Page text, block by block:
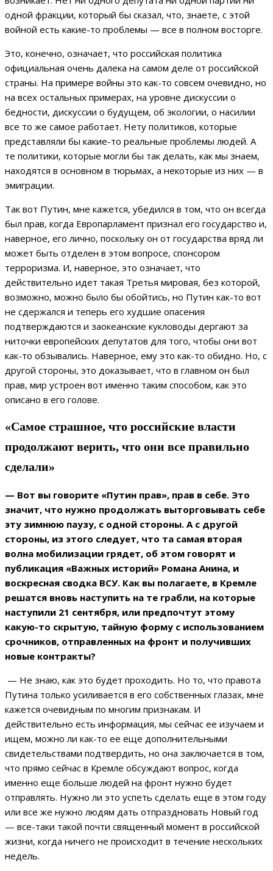
одной фракции, который бы сказал, что, знаете, с этой
войной есть какие-то проблемы — все в полном восторге.
Это, конечно, означает, что российская политика
официальная очень далека на самом деле от российской
страны. На примере войны это как-то совсем очевидно, но
на всех остальных примерах, на уровне дискуссии о
бедности, дискуссии о будущем, об экологии, о насилии
все то же самое работает. Нету политиков, которые
представляли бы какие-то реальные проблемы людей. А
те политики, которые могли бы так делать, как мы знаем,
находятся в основном в тюрьмах, а некоторые из них — в
эмиграции.
Так вот Путин, мне кажется, убедился в том, что он всегда
был прав, когда Европарламент признал его государство и,
наверное, его лично, поскольку он от государства вряд ли
может быть отделен в этом вопросе, спонсором
терроризма. И, наверное, это означает, что
действительно идет такая Третья мировая, без которой,
возможно, можно было бы обойтись, но Путин как-то вот
не сдержался и теперь его худшие опасения
подтверждаются и заокеанские кукловоды дергают за
ниточки европейских депутатов для того, чтобы они вот
как-то обзывались. Наверное, ему это как-то обидно. Но, с
другой стороны, это доказывает, что в главном он был
прав, мир устроен вот именно таким способом, как это
описано в его голове.
«Самое страшное, что российские власти
продолжают верить, что они все правильно
сделали»
— Вот вы говорите «Путин прав», прав в себе. Это
значит, что нужно продолжать выторговывать себе
эту зимнюю паузу, с одной стороны. А с другой
стороны, из этого следует, что та самая вторая
волна мобилизации грядет, об этом говорят и
публикация «Важных историй» Романа Анина, и
воскресная сводка ВСУ. Как вы полагаете, в Кремле
решатся вновь наступить на те грабли, на которые
наступили 21 сентября, или предпочтут этому
какую-то скрытую, тайную форму с использованием
срочников, отправленных на фронт и получивших
новые контракты?
— Не знаю, как это будет проходить. Но то, что правота
Путина только усиливается в его собственных глазах, мне
кажется очевидным по многим признакам. И
действительно есть информация, мы сейчас ее изучаем и
ищем, можно ли как-то ее еще дополнительными
свидетельствами подтвердить, но она заключается в том,
что прямо сейчас в Кремле обсуждают вопрос, когда
именно еще больше людей на фронт нужно будет
отправлять. Нужно ли это успеть сделать еще в этом году
или все же нужно людям дать отпраздновать Новый год
— все-таки такой почти священный момент в российской
жизни, когда ничего не происходит в течение нескольких
недель.